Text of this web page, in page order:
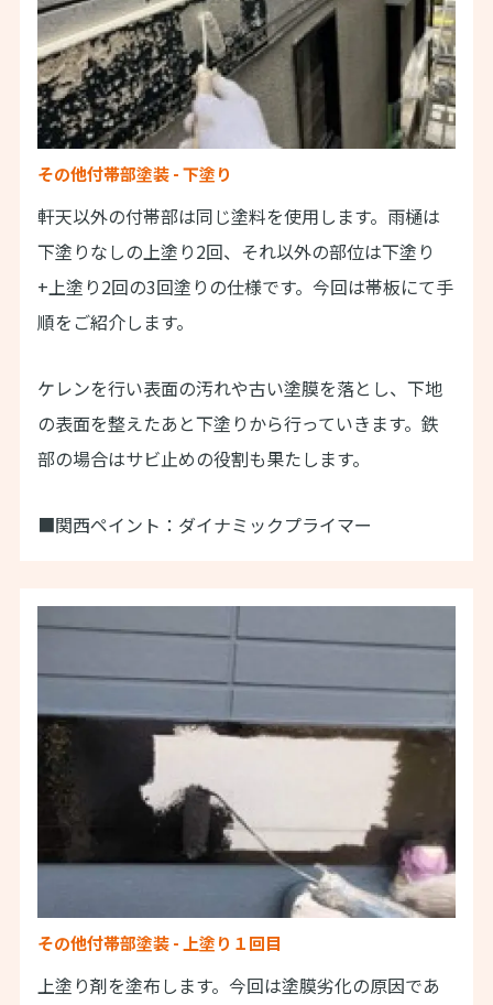
その他付帯部塗装 - 下塗り
軒天以外の付帯部は同じ塗料を使用します。雨樋は
下塗りなしの上塗り2回、それ以外の部位は下塗り
+上塗り2回の3回塗りの仕様です。今回は帯板にて手
順をご紹介します。
ケレンを行い表面の汚れや古い塗膜を落とし、下地
の表面を整えたあと下塗りから行っていきます。鉄
部の場合はサビ止めの役割も果たします。
■関西ペイント：ダイナミックプライマー
その他付帯部塗装 - 上塗り１回目
上塗り剤を塗布します。今回は塗膜劣化の原因であ